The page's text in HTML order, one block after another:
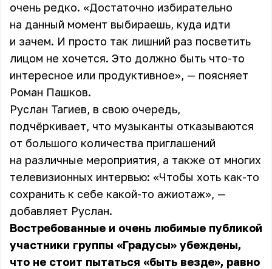
очень редко. «Достаточно избирательно
на данный момент выбираешь, куда идти
и зачем. И просто так лишний раз посветить
лицом не хочется. Это должно быть что-то
интересное или продуктивное», — поясняет
Роман Пашков.
Руслан Тагиев, в свою очередь,
подчёркивает, что музыканты отказываются
от большого количества приглашений
на различные мероприятия, а также от многих
телевизионных интервью: «Чтобы хоть как-то
сохранить к себе какой-то ажиотаж», —
добавляет Руслан.
Востребованные и очень любимые публикой
участники группы «Градусы» убеждены,
что не стоит пытаться «быть везде», равно